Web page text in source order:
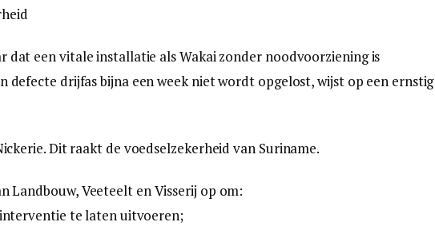
dat een vitale installatie als Wakai zonder noodvoorziening is
defecte drijfas bijna een week niet wordt opgelost, wijst op een ernstig
Dit raakt de voedselzekerheid van Suriname.
Landbouw, Veeteelt en Visserij op om:
te laten uitvoeren;